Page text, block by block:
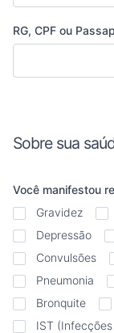
RG, CPF ou
Sobre sua
Você manifestou
Gravidez
Depressão
Convulsões
Pneumonia
Bronquite
IST